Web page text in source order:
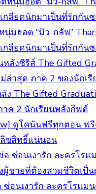
นุ่มฮอต “มิว-กลัฟ”
กลียดนักมาเป็นที่รักกัน
ง The Gifted
าค 2 นักเรียนพลังกิฟต์
ดูโคนันฟรีทุกตอน ฟ
ขสิทธิ์แน่นอน
ซ่อนเงารัก ละครโรแม